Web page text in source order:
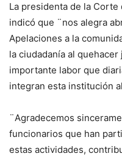
La presidenta de la
indicó que ¨nos alegra
Apelaciones a la
la ciudadanía al
importante labor que
integran esta institución
¨Agradecemos
funcionarios que han
estas actividades,